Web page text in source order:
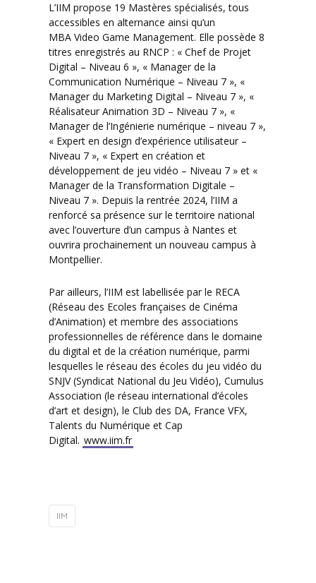
L’IIM propose 19 Mastères spécialisés, tous
accessibles en alternance ainsi qu’un
MBA Video Game Management. Elle possède 8
titres enregistrés au RNCP : « Chef de Projet
Digital – Niveau 6 », « Manager de la
Communication Numérique – Niveau 7 », «
Manager du Marketing Digital – Niveau 7 », «
Réalisateur Animation 3D – Niveau 7 », «
Manager de l’Ingénierie numérique – niveau 7 »,
« Expert en design d’expérience utilisateur –
Niveau 7 », « Expert en création et
développement de jeu vidéo – Niveau 7 » et «
Manager de la Transformation Digitale –
Niveau 7 ». Depuis la rentrée 2024, l’IIM a
renforcé sa présence sur le territoire national
avec l’ouverture d’un campus à Nantes et
ouvrira prochainement un nouveau campus à
Montpellier.
Par ailleurs, l’IIM est labellisée par le RECA
(Réseau des Ecoles françaises de Cinéma
d’Animation) et membre des associations
professionnelles de référence dans le domaine
du digital et de la création numérique, parmi
lesquelles le réseau des écoles du jeu vidéo du
SNJV (Syndicat National du Jeu Vidéo), Cumulus
Association (le réseau international d’écoles
d’art et design), le Club des DA, France VFX,
Talents du Numérique et Cap
Digital. www.iim.fr
IIM